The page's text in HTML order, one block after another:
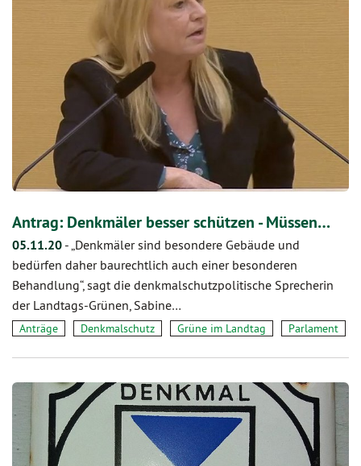
Antrag: Denkmäler besser schützen - Müssen…
05.11.20 -„Denkmäler sind besondere Gebäude und
bedürfen daher baurechtlich auch einer besonderen
Behandlung“, sagt die denkmalschutzpolitische Sprecherin
der Landtags-Grünen, Sabine…
Anträge Denkmalschutz Grüne im Landtag Parlament